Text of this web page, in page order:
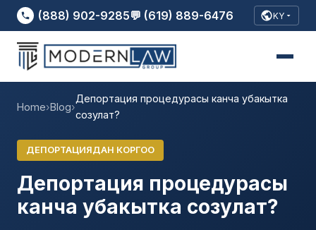
(888) 902-9285💬 (619) 889-6476 KY
Home›Blog›
Депортация процедурасы канча убакытка
созулат?
ДЕПОРТАЦИЯДАН КОРГОО
Депортация процедурасы
канча убакытка созулат?